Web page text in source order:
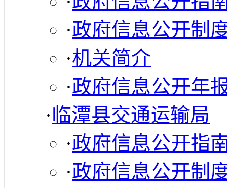
·政府信息公开制
·机关简介
·政府信息公开年
·临潭县交通运输局
·政府信息公开指
·政府信息公开制